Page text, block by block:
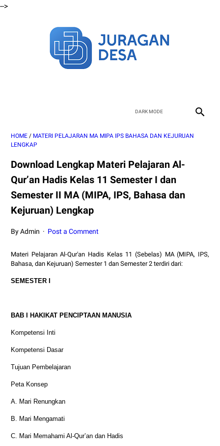
-->
HOME / MATERI PELAJARAN MA MIPA IPS BAHASA DAN KEJURUAN
LENGKAP
Download Lengkap Materi Pelajaran Al-
Qur’an Hadis Kelas 11 Semester I dan
Semester II MA (MIPA, IPS, Bahasa dan
Kejuruan) Lengkap
By Admin Post a Comment
Materi Pelajaran Al-Qur'an Hadis Kelas 11 (Sebelas) MA (MIPA, IPS,
Bahasa, dan Kejuruan) Semester 1 dan Semester 2 terdiri dari:
SEMESTER I
BAB I HAKIKAT PENCIPTAAN MANUSIA
Kompetensi Inti
Kompetensi Dasar
Tujuan Pembelajaran
Peta Konsep
A. Mari Renungkan
B. Mari Mengamati
C. Mari Memahami Al-Qur’an dan Hadis